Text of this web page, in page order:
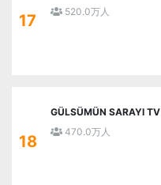
17
520.0万人
18
GÜLSÜMÜN SARAYI TV
470.0万人